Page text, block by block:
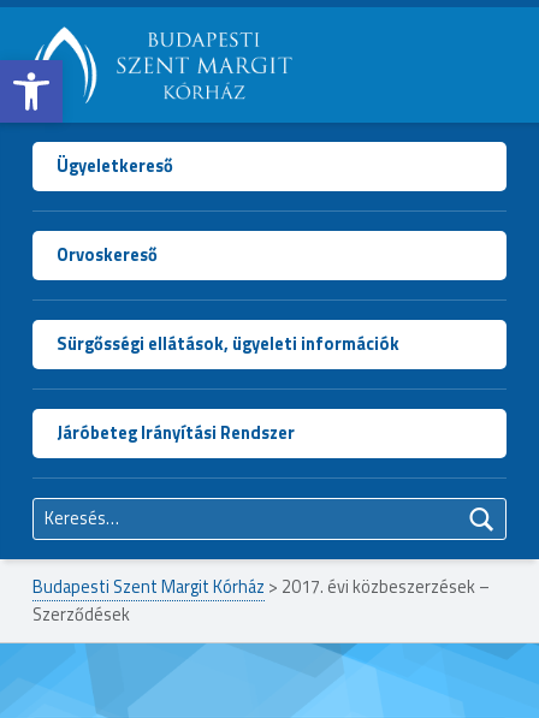
Open toolbar
BUDAPESTI
SZENT
MARGIT
KÓRHÁZ
Ügyeletkereső
Orvoskereső
Sürgősségi ellátások, ügyeleti információk
Járóbeteg Irányítási Rendszer
Keresés:
Budapesti Szent Margit Kórház > 2017. évi közbeszerzések –
Szerződések